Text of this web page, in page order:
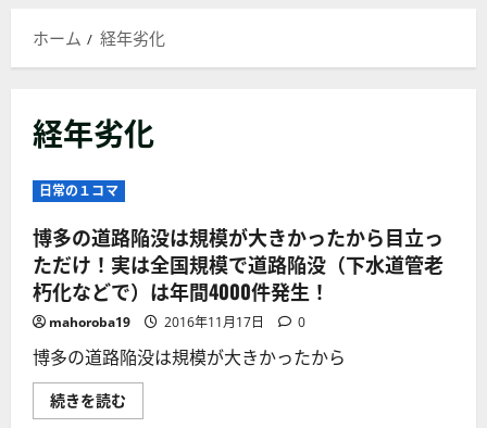
ン
ー
ホーム 経年劣化
経年劣化
日常の１コマ
博多の道路陥没は規模が大きかったから目立っ
ただけ！実は全国規模で道路陥没（下水道管老
朽化などで）は年間4000件発生！
mahoroba19 2016年11月17日 0
博多の道路陥没は規模が大きかったから
続きを読む
多